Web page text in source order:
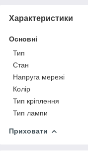
Характеристики
Основні
Тип
Стан
Напруга мережі
Колір
Тип кріплення
Тип лампи
Приховати